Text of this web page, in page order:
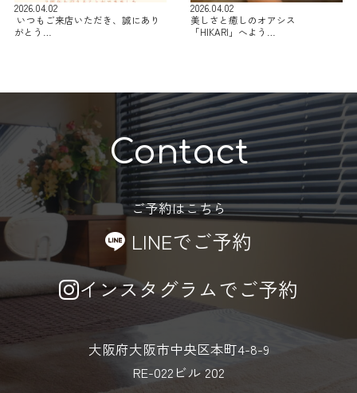
2026.04.02
⁡ いつもご来店いただき、誠にあり
がとう…
2026.04.02
美しさと癒しのオアシス
「HIKARI」へよう…
Contact
ご予約はこちら
LINEでご予約
インスタグラムでご予約
大阪府大阪市中央区本町4-8-9
RE-022ビル 202